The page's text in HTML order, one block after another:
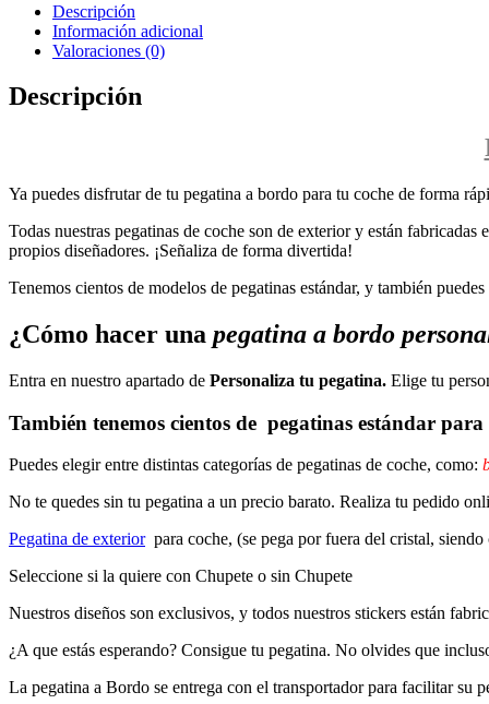
Descripción
Información adicional
Valoraciones (0)
Descripción
Ya puedes disfrutar de tu pegatina a bordo para tu coche de forma
Todas nuestras pegatinas de coche son de exterior y están
propios diseñadores. ¡Señaliza de forma divertida!
Tenemos cientos de modelos de pegatinas estándar, y también
¿Cómo hacer una pegatina a bordo
Entra en nuestro apartado de Personaliza tu pegatina. Elige tu
También tenemos cientos de pegatinas estándar para
Puedes elegir entre distintas categorías de pegatinas de coche, como:
No te quedes sin tu pegatina a un precio barato. Realiza tu pedido
Pegatina de exteriorpara coche, (se pega por fuera del cristal,
Seleccione si la quiere con Chupete o sin Chupete
Nuestros diseños son exclusivos, y todos nuestros stickers están
¿A que estás esperando? Consigue tu pegatina. No olvides que
La pegatina a Bordo se entrega con el transportador para facilitar su